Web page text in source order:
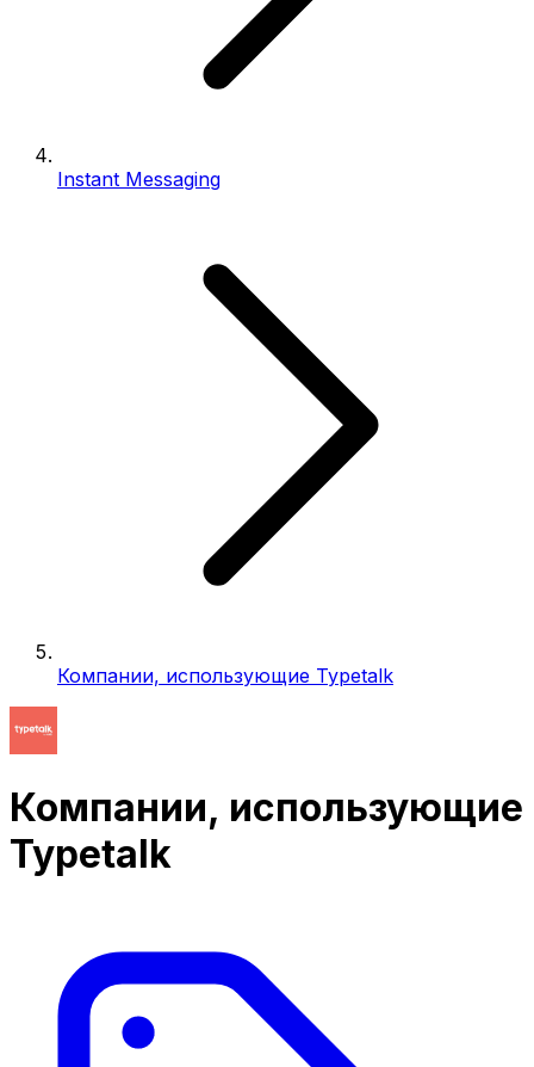
Instant Messaging
Компании, использующие Typetalk
Компании, использующие
Typetalk